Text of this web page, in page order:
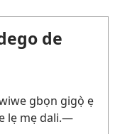
de
gbọn gigọ̀ ẹ
lẹ mẹ dali.—